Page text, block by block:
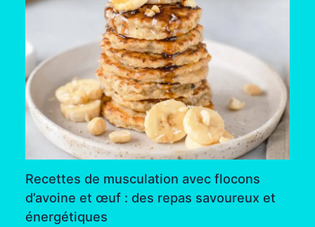
Recettes de musculation avec flocons
d’avoine et œuf : des repas savoureux et
énergétiques